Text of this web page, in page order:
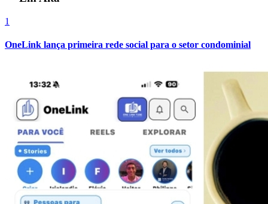
1
OneLink lança primeira rede social para o setor condominial